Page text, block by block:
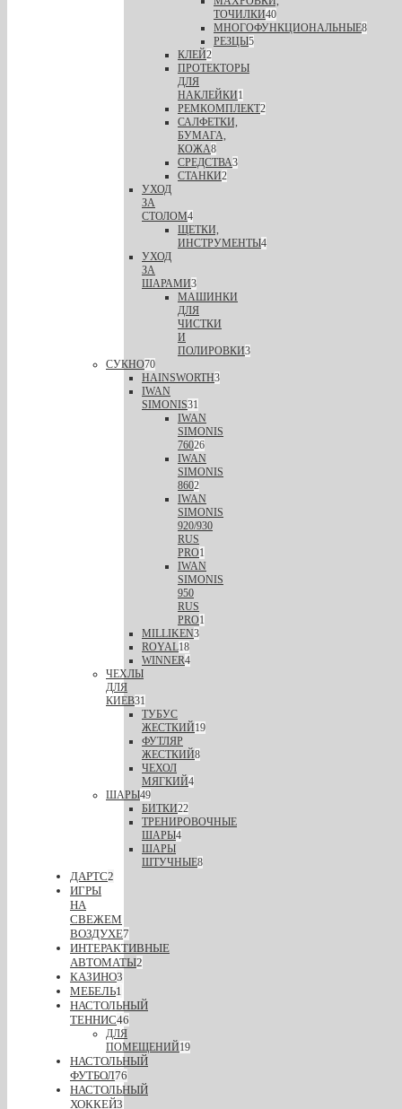
ТОЧИЛКИ40
МНОГОФУНКЦИОНАЛЬНЫЕ8
РЕЗЦЫ5
КЛЕЙ2
ПРОТЕКТОРЫ
ДЛЯ
НАКЛЕЙКИ1
РЕМКОМПЛЕКТ2
САЛФЕТКИ,
БУМАГА,
КОЖА8
СРЕДСТВА3
СТАНКИ2
УХОД
ЗА
СТОЛОМ4
ЩЕТКИ,
ИНСТРУМЕНТЫ4
УХОД
ЗА
ШАРАМИ3
МАШИНКИ
ДЛЯ
ЧИСТКИ
И
ПОЛИРОВКИ3
СУКНО70
HAINSWORTH3
IWAN
SIMONIS31
IWAN
SIMONIS
76026
IWAN
SIMONIS
8602
IWAN
SIMONIS
920/930
RUS
PRO1
IWAN
SIMONIS
950
RUS
PRO1
MILLIKEN3
ROYAL18
WINNER4
ЧЕХЛЫ
ДЛЯ
КИЕВ31
ТУБУС
ЖЕСТКИЙ19
ФУТЛЯР
ЖЕСТКИЙ8
ЧЕХОЛ
МЯГКИЙ4
ШАРЫ49
БИТКИ22
ТРЕНИРОВОЧНЫЕ
ШАРЫ4
ШАРЫ
ШТУЧНЫЕ8
ДАРТС2
ИГРЫ
НА
СВЕЖЕМ
ВОЗДУХЕ7
ИНТЕРАКТИВНЫЕ
АВТОМАТЫ2
КАЗИНО3
МЕБЕЛЬ1
НАСТОЛЬНЫЙ
ТЕННИС46
ДЛЯ
ПОМЕЩЕНИЙ19
НАСТОЛЬНЫЙ
ФУТБОЛ76
НАСТОЛЬНЫЙ
ХОККЕЙ3